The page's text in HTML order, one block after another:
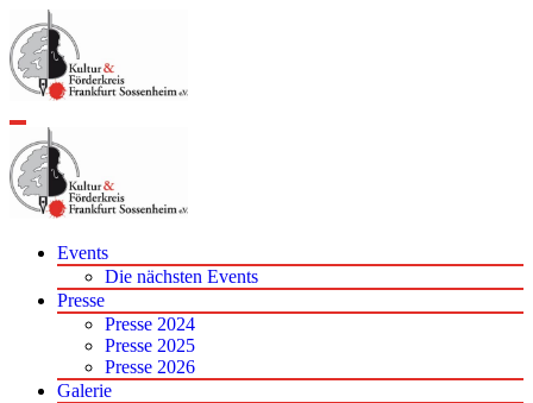
Zum
Inhalt
springen
Events
Die nächsten Events
Presse
Presse 2024
Presse 2025
Presse 2026
Galerie